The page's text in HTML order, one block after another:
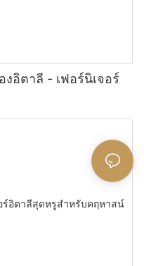
อิตาลี - เฟอร์นิเจอร์